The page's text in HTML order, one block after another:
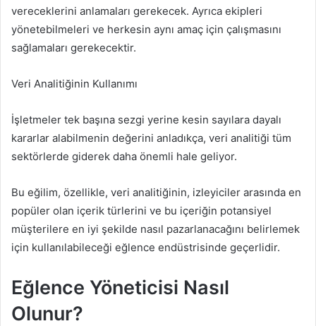
vereceklerini anlamaları gerekecek. Ayrıca ekipleri
yönetebilmeleri ve herkesin aynı amaç için çalışmasını
sağlamaları gerekecektir.
Veri Analitiğinin Kullanımı
İşletmeler tek başına sezgi yerine kesin sayılara dayalı
kararlar alabilmenin değerini anladıkça, veri analitiği tüm
sektörlerde giderek daha önemli hale geliyor.
Bu eğilim, özellikle, veri analitiğinin, izleyiciler arasında en
popüler olan içerik türlerini ve bu içeriğin potansiyel
müşterilere en iyi şekilde nasıl pazarlanacağını belirlemek
için kullanılabileceği eğlence endüstrisinde geçerlidir.
Eğlence Yöneticisi Nasıl
Olunur?